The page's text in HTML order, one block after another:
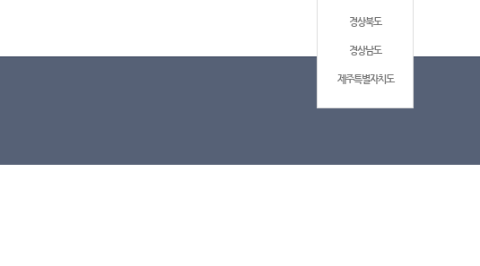
경상북도
경상남도
제주특별자치도